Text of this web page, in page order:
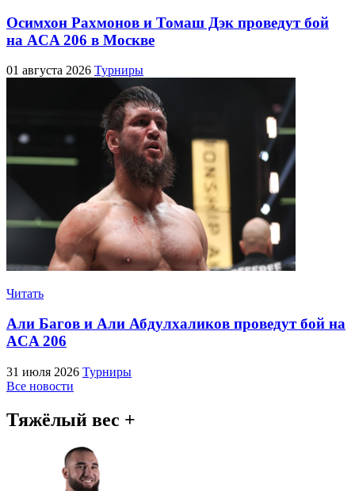
Осимхон Рахмонов и Томаш Дэк проведут бой
на ACA 206 в Москве
01 августа 2026 Турниры
Читать
Али Багов и Али Абдулхаликов проведут бой на
ACA 206
31 июля 2026 Турниры
Все новости
Тяжёлый вес +